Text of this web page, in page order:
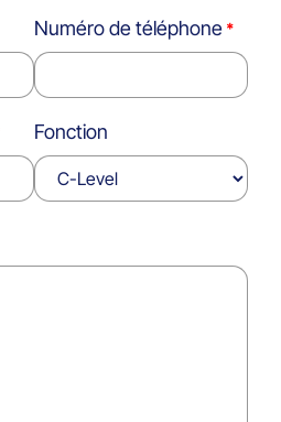
Numéro de téléphone
Fonction